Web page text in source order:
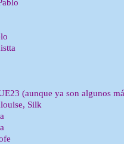
(aunque ya son algunos
Silk